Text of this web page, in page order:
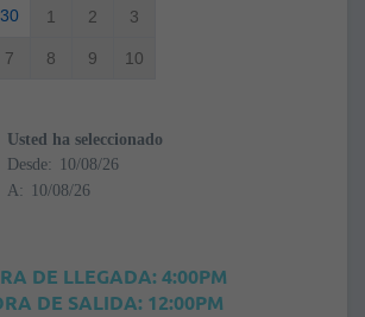
30 1 2 3
7 8 9 10
Usted ha seleccionado
Desde:
A:
DE LLEGADA: 4:00PM
DE SALIDA: 12:00PM